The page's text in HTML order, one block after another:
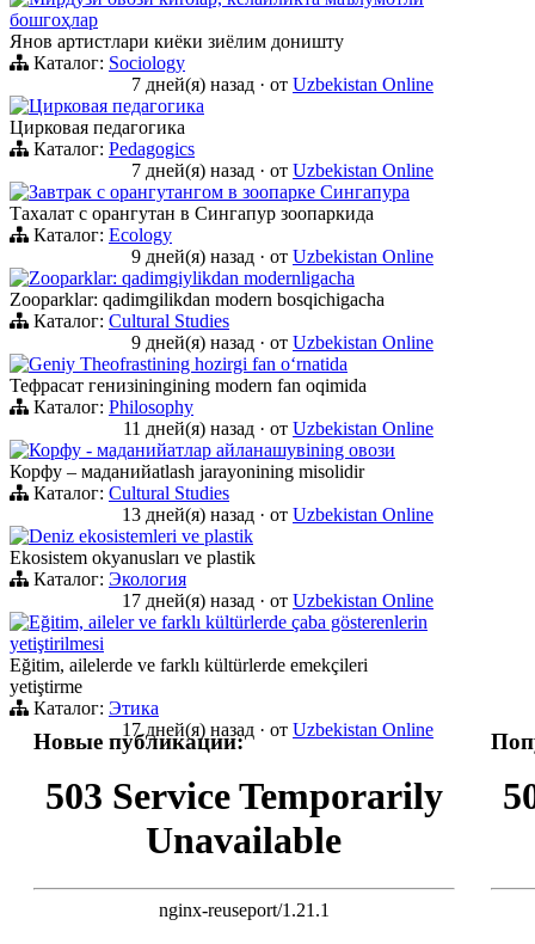
бошгоҳлар
Янов артистлари киёки зиёлим доништу
Каталог: Sociology
7 дней(я) назад · от Uzbekistan Online
Цирковая педагогика
Цирковая педагогика
Каталог: Pedagogics
7 дней(я) назад · от Uzbekistan Online
Завтрак с орангутангом в зоопарке Сингапура
Тахалат с орангутан в Сингапур зоопаркида
Каталог: Ecology
9 дней(я) назад · от Uzbekistan Online
Zooparklar: qadimgiylikdan modernligacha
Zooparklar: qadimgilikdan modern bosqichigacha
Каталог: Cultural Studies
9 дней(я) назад · от Uzbekistan Online
Geniy Theofrastining hozirgi fan oʻrnatida
Тефрасат генизiningining modern fan oqimida
Каталог: Philosophy
11 дней(я) назад · от Uzbekistan Online
Корфу - маданийатлар айланашувining овози
Корфу – маданийatlash jarayonining misolidir
Каталог: Cultural Studies
13 дней(я) назад · от Uzbekistan Online
Deniz ekosistemleri ve plastik
Ekosistem okyanusları ve plastik
Каталог: Экология
17 дней(я) назад · от Uzbekistan Online
Eğitim, aileler ve farklı kültürlerde çaba gösterenlerin
yetiştirilmesi
Eğitim, ailelerde ve farklı kültürlerde emekçileri
yetiştirme
Каталог: Этика
17 дней(я) назад · от Uzbekistan Online
Новые публикации:
503 Service Temporarily
Unavailable
nginx-reuseport/1.21.1